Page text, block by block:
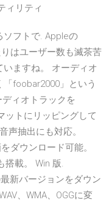
ィリティ
ソフトで. Appleの
はユーザー数も滅茶苦
ますね。 オーディオ
foobar2000」という
ィオトラックを
ットにリッピングして
声抽出にも対応。
ダウンロード可能。
搭載。 Win 版.
新バージョンをダウン
、WMA、OGGに変